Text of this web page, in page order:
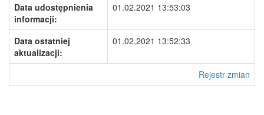
Data udostępnienia
informacji:
01.02.2021 13:53:03
Data ostatniej
aktualizacji:
01.02.2021 13:52:33
Rejestr zmian